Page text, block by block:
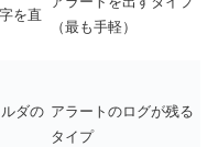
を直
（最も手軽）
ダの アラートのログが残る
タイプ